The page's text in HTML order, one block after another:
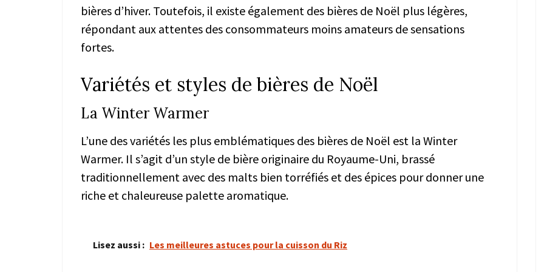
bières d’hiver. Toutefois, il existe également des bières de Noël plus légères,
répondant aux attentes des consommateurs moins amateurs de sensations
fortes.
Variétés et styles de bières de Noël
La Winter Warmer
L’une des variétés les plus emblématiques des bières de Noël est la Winter
Warmer. Il s’agit d’un style de bière originaire du Royaume-Uni, brassé
traditionnellement avec des malts bien torréfiés et des épices pour donner une
riche et chaleureuse palette aromatique.
Lisez aussi : Les meilleures astuces pour la cuisson du Riz